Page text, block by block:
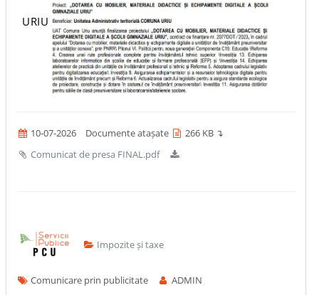
URIU
10-07-2026 Documente atașate
266 KB ↴
Comunicat de presa FINAL.pdf
Impozite și taxe
Comunicare prin publicitate ADMIN